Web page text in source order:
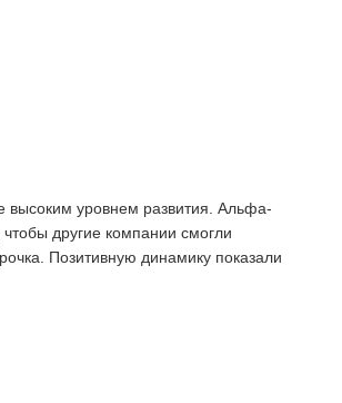
высоким уровнем развития. Альфа-
другие компании смогли
Позитивную динамику показали